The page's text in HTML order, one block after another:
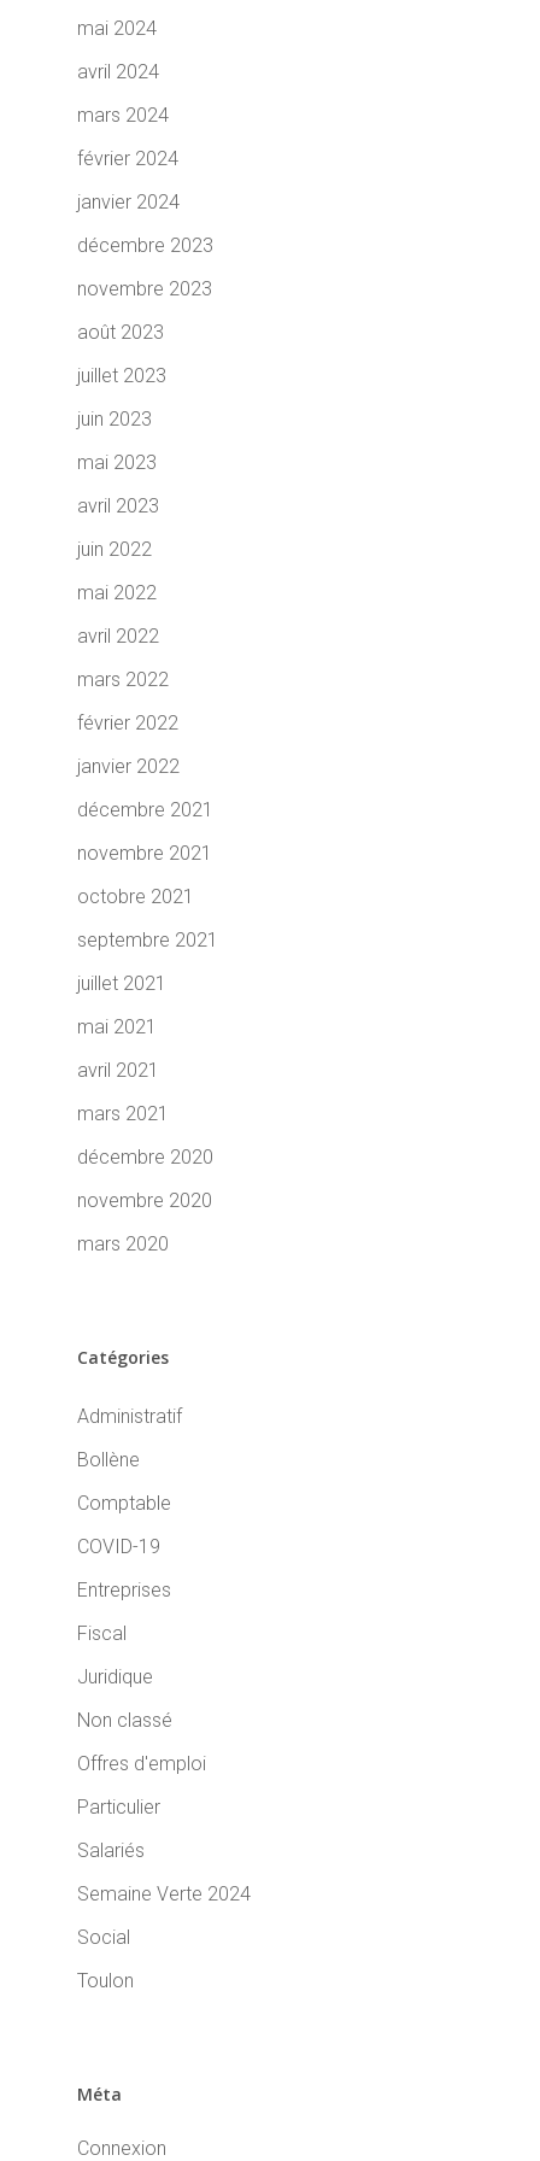
mai 2024
avril 2024
mars 2024
février 2024
janvier 2024
décembre 2023
novembre 2023
août 2023
juillet 2023
juin 2023
mai 2023
avril 2023
juin 2022
mai 2022
avril 2022
mars 2022
février 2022
janvier 2022
décembre 2021
novembre 2021
octobre 2021
septembre 2021
juillet 2021
mai 2021
avril 2021
mars 2021
décembre 2020
novembre 2020
mars 2020
Catégories
Administratif
Bollène
Comptable
COVID-19
Entreprises
Fiscal
Juridique
Non classé
Offres d'emploi
Particulier
Salariés
Semaine Verte 2024
Social
Toulon
Méta
Connexion